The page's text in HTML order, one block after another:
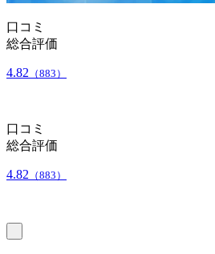
口コミ
総合評価
4.82 （883）
口コミ
総合評価
4.82 （883）